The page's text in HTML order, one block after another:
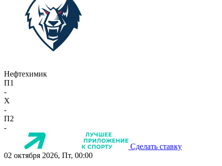
Нефтехимик
П1
-
X
-
П2
-
Сделать ставку
02 октября 2026, Пт, 00:00